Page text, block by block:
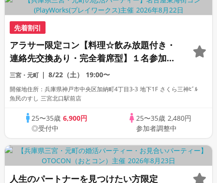
先着割引
アラサー限定コン【料理☆飲み放題付き・
連絡先交換あり・完全着席型】１名参加多
数・初参加も大歓迎☆プレイワークス主催
☆
三宮・元町 8/22（土） 19:00〜
開催地住所：兵庫県神戸市中央区加納町4丁目3-3 地下1F さくら三神ﾋﾞﾙ
魚民のすし 三宮北口駅前店
25〜35歳6,900円
◎受付中
25〜35歳 2,480円
参加者調整中
人生のパートナーを見つけたい方限定